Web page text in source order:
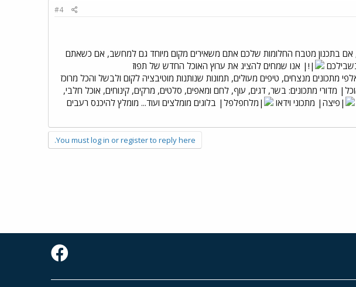
#4
בתכנון מטבח החלומות שלכם אתם משאירים מקום מיוחד גם למחשב, אם כשאתם
אנו שמחים להציג את ערוץ האוכל החדש של תפוז
אוכל ומתכונים, 2,000 בלוגים, אלפי מתכונים מנצחים, טיפים מעולים, תמונות שנותנות מוטיבציה לקום ולבשל והכל מרוכז
מדורי מתכונים: בשר, דגים, עוף, לחם ומאפים, סלטים, מרקים, קינוחים, אוכל חלבי,
מתכוני וידאו בלוגים מומלצים ועוד... מומלץ להיכנס רעבים
You must log in or register to reply here.